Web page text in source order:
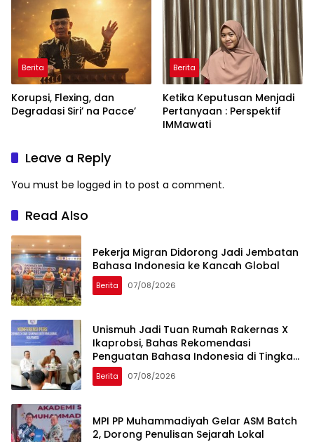
Berita
Korupsi, Flexing, dan
Degradasi Siri’ na Pacce’
Berita
Ketika Keputusan Menjadi
Pertanyaan : Perspektif
IMMawati
Leave a Reply
You must be logged in to post a comment.
Read Also
Pekerja Migran Didorong Jadi Jembatan
Bahasa Indonesia ke Kancah Global
Berita 07/08/2026
Unismuh Jadi Tuan Rumah Rakernas X
Ikaprobsi, Bahas Rekomendasi
Penguatan Bahasa Indonesia di Tingkat
Global
Berita 07/08/2026
MPI PP Muhammadiyah Gelar ASM Batch
2, Dorong Penulisan Sejarah Lokal